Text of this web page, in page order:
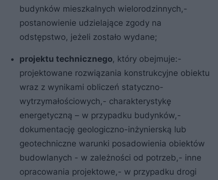
budynków mieszkalnych wielorodzinnych,-
postanowienie udzielające zgody na
odstępstwo, jeżeli zostało wydane;
projektu technicznego, który obejmuje:-
projektowane rozwiązania konstrukcyjne obiektu
wraz z wynikami obliczeń statyczno-
wytrzymałościowych,- charakterystykę
energetyczną – w przypadku budynków,-
dokumentację geologiczno-inżynierską lub
geotechniczne warunki posadowienia obiektów
budowlanych - w zależności od potrzeb,- inne
opracowania projektowe,- w przypadku drogi